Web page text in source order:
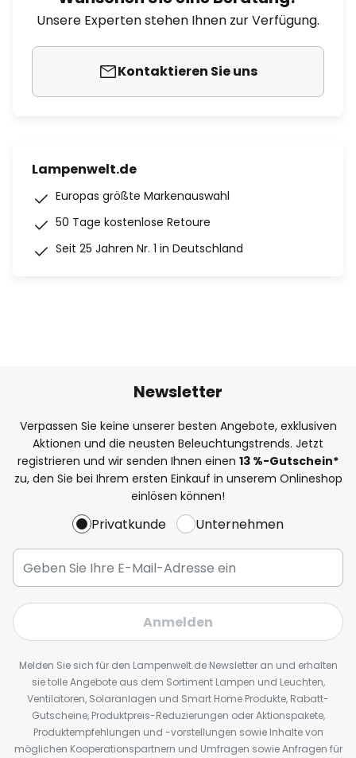
Unsere Experten stehen Ihnen zur Verfügung.
Kontaktieren Sie uns
Lampenwelt.de
Europas größte Markenauswahl
50 Tage kostenlose Retoure
Seit 25 Jahren Nr. 1 in Deutschland
Newsletter
Verpassen Sie keine unserer besten Angebote, exklusiven
Aktionen und die neusten Beleuchtungstrends. Jetzt
registrieren und wir senden Ihnen einen 13 %-Gutschein*
zu, den Sie bei Ihrem ersten Einkauf in unserem Onlineshop
einlösen können!
Privatkunde Unternehmen
Anmelden
Melden Sie sich für den Lampenwelt.de Newsletter an und erhalten
sie tolle Angebote aus dem Sortiment Lampen und Leuchten,
Ventilatoren, Solaranlagen und Smart Home Produkte, Rabatt-
Gutscheine, Produktpreis-Reduzierungen oder Aktionspakete,
Produktempfehlungen und -vorstellungen sowie Inhalte von
möglichen Kooperationspartnern und Umfragen sowie Anfragen für